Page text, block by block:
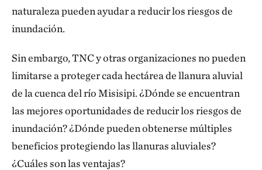
naturaleza pueden ayudar a reducir los riesgos de
inundación.
Sin embargo, TNC y otras organizaciones no pueden
limitarse a proteger cada hectárea de llanura aluvial
de la cuenca del río Misisipi. ¿Dónde se encuentran
las mejores oportunidades de reducir los riesgos de
inundación? ¿Dónde pueden obtenerse múltiples
beneficios protegiendo las llanuras aluviales?
¿Cuáles son las ventajas?